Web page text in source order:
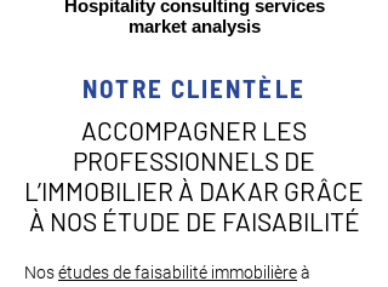
Hospitality consulting services
market analysis
NOTRE CLIENTÈLE
ACCOMPAGNER LES
PROFESSIONNELS DE
L’IMMOBILIER À DAKAR GRÂCE
À NOS ÉTUDE DE FAISABILITÉ
Nos études de faisabilité immobilière à